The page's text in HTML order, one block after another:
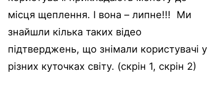
місця щеплення. І вона – липне!!! Ми
знайшли кілька таких відео
підтверджень, що знімали користувачі у
різних куточках світу. (скрін 1, скрін 2)